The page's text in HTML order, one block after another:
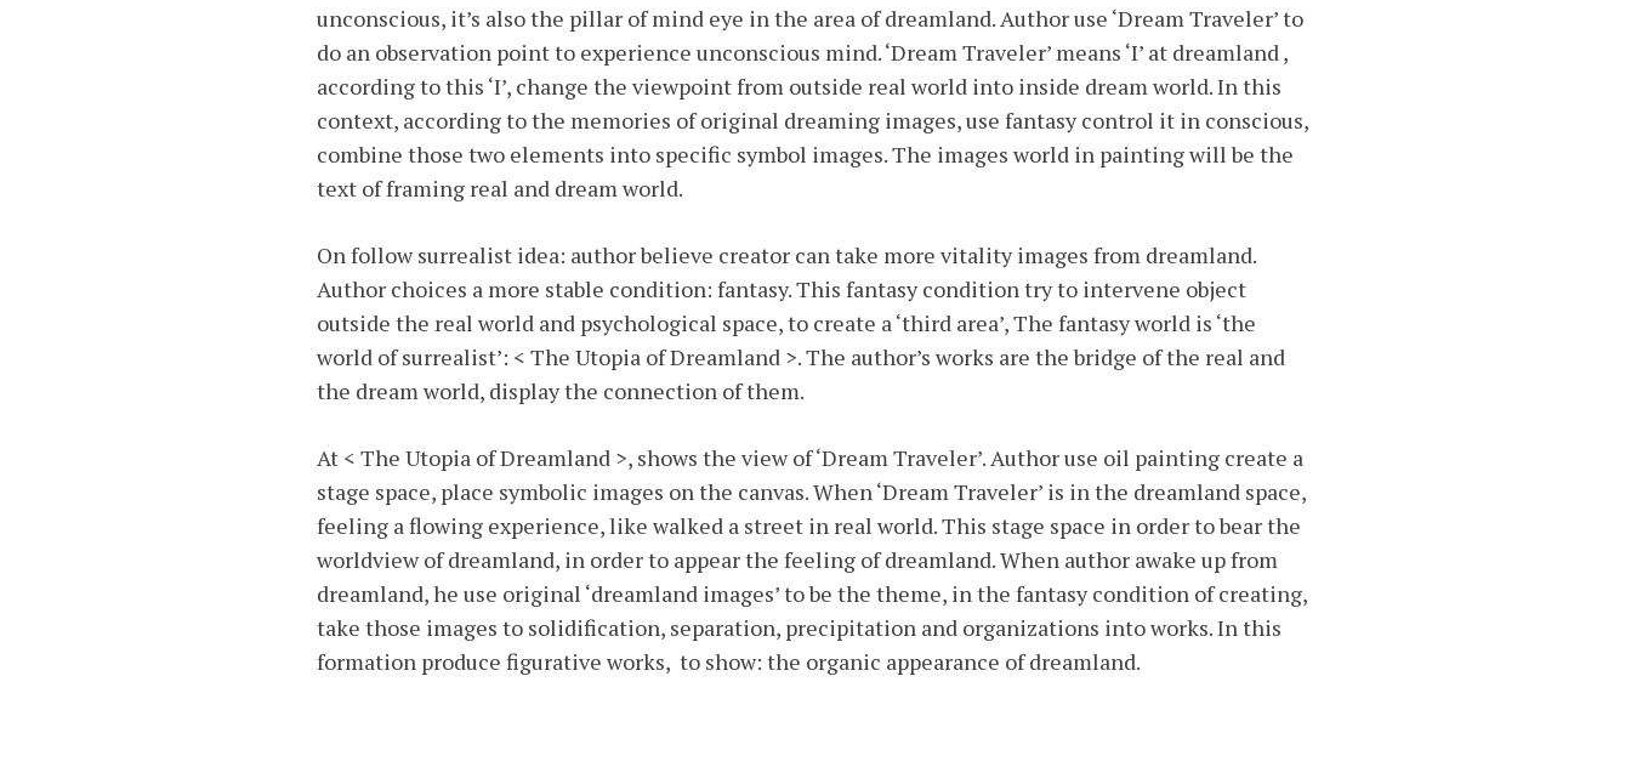
unconscious, it’s also the pillar of mind eye in the area of dreamland. Author use ‘Dream Traveler’ to
do an observation point to experience unconscious mind. ‘Dream Traveler’ means ‘I’ at dreamland ,
according to this ‘I’, change the viewpoint from outside real world into inside dream world. In this
context, according to the memories of original dreaming images, use fantasy control it in conscious,
combine those two elements into specific symbol images. The images world in painting will be the
text of framing real and dream world.
On follow surrealist idea: author believe creator can take more vitality images from dreamland.
Author choices a more stable condition: fantasy. This fantasy condition try to intervene object
outside the real world and psychological space, to create a ‘third area’, The fantasy world is ‘the
world of surrealist’: < The Utopia of Dreamland >. The author’s works are the bridge of the real and
the dream world, display the connection of them.
At < The Utopia of Dreamland >, shows the view of ‘Dream Traveler’. Author use oil painting create a
stage space, place symbolic images on the canvas. When ‘Dream Traveler’ is in the dreamland space,
feeling a flowing experience, like walked a street in real world. This stage space in order to bear the
worldview of dreamland, in order to appear the feeling of dreamland. When author awake up from
dreamland, he use original ‘dreamland images’ to be the theme, in the fantasy condition of creating,
take those images to solidification, separation, precipitation and organizations into works. In this
formation produce figurative works, to show: the organic appearance of dreamland.